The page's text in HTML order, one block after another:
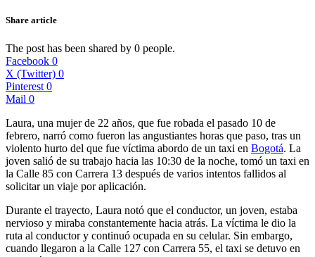
Share article
The post has been shared by 0 people.
Facebook 0
X (Twitter) 0
Pinterest 0
Mail 0
Laura, una mujer de 22 años, que fue robada el pasado 10 de
febrero, narró como fueron las angustiantes horas que paso, tras un
violento hurto del que fue víctima abordo de un taxi en Bogotá. La
joven salió de su trabajo hacia las 10:30 de la noche, tomó un taxi en
la Calle 85 con Carrera 13 después de varios intentos fallidos al
solicitar un viaje por aplicación.
Durante el trayecto, Laura notó que el conductor, un joven, estaba
nervioso y miraba constantemente hacia atrás. La víctima le dio la
ruta al conductor y continuó ocupada en su celular. Sin embargo,
cuando llegaron a la Calle 127 con Carrera 55, el taxi se detuvo en